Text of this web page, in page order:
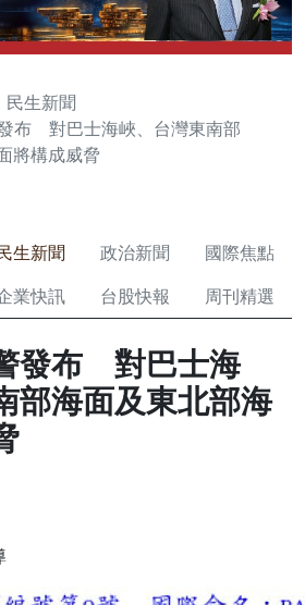
民生新聞
布 對巴士海峽、台灣東南部
將構成威脅
生新聞 政治新聞
國際焦點
業快訊
台股快報 周刊精選
發布 對巴士海
部海面及東北部海